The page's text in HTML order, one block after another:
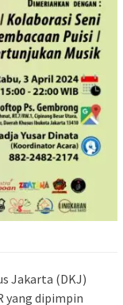
Jakarta (DKJ)
yang dipimpin